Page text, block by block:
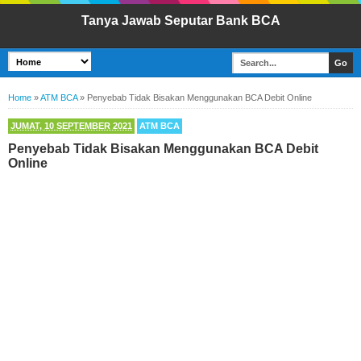
Tanya Jawab Seputar Bank BCA
Home »ATM BCA» Penyebab Tidak Bisakan Menggunakan BCA Debit Online
JUMAT, 10 SEPTEMBER 2021 ATM BCA
Penyebab Tidak Bisakan Menggunakan BCA Debit
Online